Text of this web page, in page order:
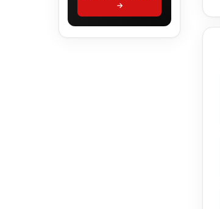
→